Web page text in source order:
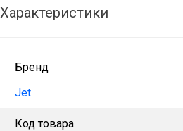
Характеристики
Бренд
Jet
Код товара